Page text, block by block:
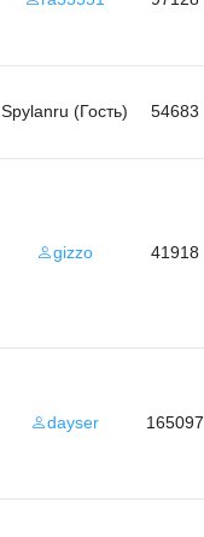
Spylanru (Гость) 54683
gizzo 41918
dayser 165097